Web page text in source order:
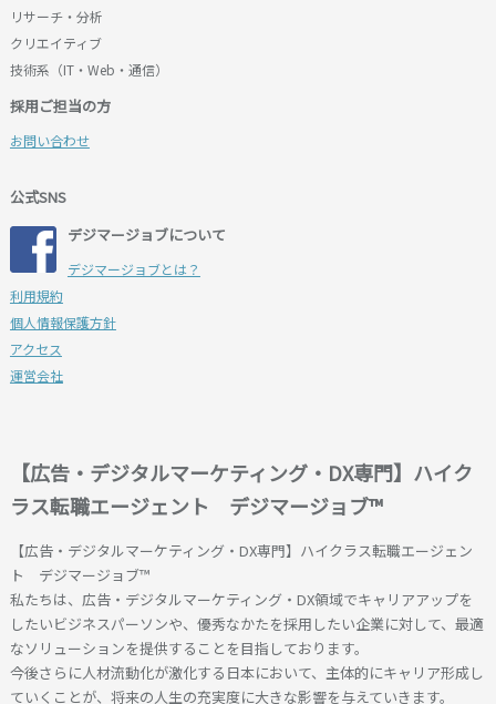
リサーチ・分析
クリエイティブ
技術系（IT・Web・通信）
採用ご担当の方
お問い合わせ
公式SNS
デジマージョブについて
デジマージョブとは？
利用規約
個人情報保護方針
アクセス
運営会社
【広告・デジタルマーケティング・DX専門】ハイク
ラス転職エージェント デジマージョブ™
【広告・デジタルマーケティング・DX専門】ハイクラス転職エージェン
ト デジマージョブ™
私たちは、広告・デジタルマーケティング・DX領域でキャリアアップを
したいビジネスパーソンや、優秀なかたを採用したい企業に対して、最適
なソリューションを提供することを目指しております。
今後さらに人材流動化が激化する日本において、主体的にキャリア形成し
ていくことが、将来の人生の充実度に大きな影響を与えていきます。